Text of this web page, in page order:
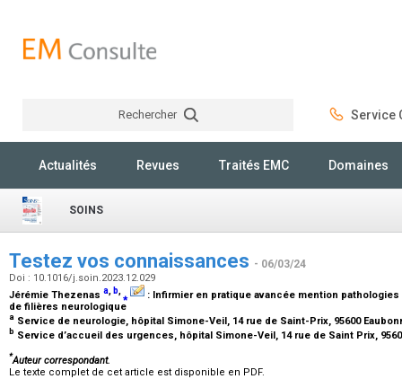
Rechercher Service
Actualités Revues Traités EMC Domaines
SOINS
Testez vos connaissances - 06/03/24
Doi : 10.1016/j.soin.2023.12.029
Jérémie Thezenas a, b,⁎ : Infirmier en pratique avancée mention
de filières neurologique
a Service de neurologie, hôpital Simone-Veil, 14 rue de Saint-Prix, 95600
b Service d’accueil des urgences, hôpital Simone-Veil, 14 rue de Saint Prix,
*Auteur correspondant.
Le texte complet de cet article est disponible en PDF.